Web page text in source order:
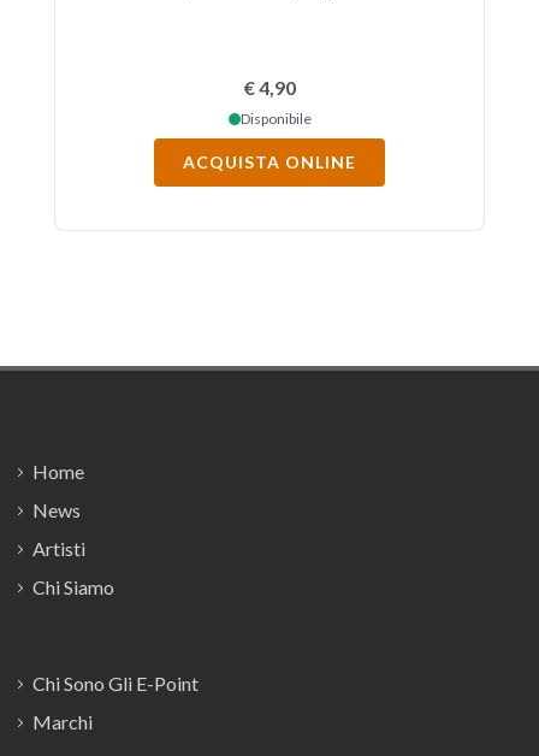
€ 4,90
Disponibile
ACQUISTA ONLINE
Home
News
Artisti
Chi Siamo
Chi Sono Gli E-Point
Marchi